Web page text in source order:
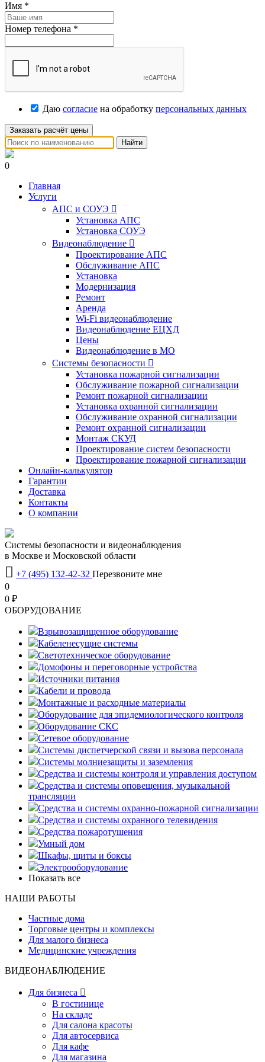
Имя *
Номер телефона *
Даю согласие на обработку персональных данных
Заказать расчёт цены
Найти
0
Главная
Услуги
АПС и СОУЭ 
Установка АПС
Установка СОУЭ
Видеонаблюдение 
Проектирование АПС
Обслуживание АПС
Установка
Модернизация
Ремонт
Аренда
Wi-Fi видеонаблюдение
Видеонаблюдение ЕЦХД
Цены
Видеонаблюдение в МО
Системы безопасности 
Установка пожарной сигнализации
Обслуживание пожарной сигнализации
Ремонт пожарной сигнализации
Установка охранной сигнализации
Обслуживание охранной сигнализации
Ремонт охранной сигнализации
Монтаж СКУД
Проектирование систем безопасности
Проектирование пожарной сигнализации
Онлайн-калькулятор
Гарантии
Доставка
Контакты
О компании
Системы безопасности и видеонаблюдения
в Москве и Московской области
 +7 (495) 132-42-32 Перезвоните мне
0
0 ₽
OБОРУДОВАНИЕ
Взрывозащищенное оборудование
Кабеленесущие системы
Светотехническое оборудование
Домофоны и переговорные устройства
Источники питания
Кабели и провода
Монтажные и расходные материалы
Оборудование для эпидемиологического контроля
Оборудование СКС
Сетевое оборудование
Системы диспетчерской связи и вызова персонала
Системы молниезащиты и заземления
Средства и системы контроля и управления доступом
Средства и системы оповещения, музыкальной
трансляции
Средства и системы охранно-пожарной сигнализации
Средства и системы охранного телевидения
Средства пожаротушения
Умный дом
Шкафы, щиты и боксы
Электрооборудование
Показать все
НАШИ РАБОТЫ
Частные дома
Торговые центры и комплексы
Для малого бизнеса
Медицинские учреждения
ВИДЕОНАБЛЮДЕНИЕ
Для бизнеса 
В гостинице
На складе
Для салона красоты
Для автосервиса
Для кафе
Для магазина